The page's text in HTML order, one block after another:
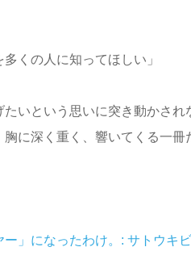
くの人に知ってほしい」
いという思いに突き動かさ
に深く重く、響いてくる一冊
」になったわけ。: サトウキ